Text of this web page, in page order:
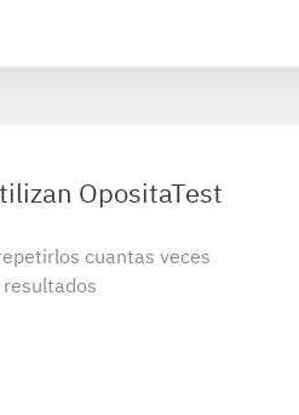
OpositaTest
cuantas veces